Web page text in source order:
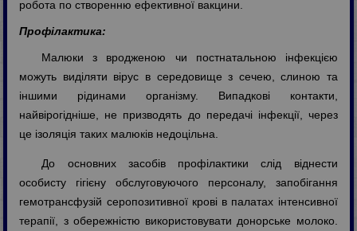
робота по створенню ефективної вакцини.
Профілактика:
Малюки з вродженою чи постнатальною інфекцією
можуть виділяти вірус в середовище з сечею, слиною та
іншими рідинами організму. Випадкові контакти,
найвірогідніше, не призводять до передачі інфекції, через
це ізоляція таких малюків недоцільна.
До основних засобів профілактики слід віднести
особисту гігієну обслуговуючого персоналу, запобігання
гемотрансфузій серопозитивної крові в палатах інтенсивної
терапії, з обережністю використовувати донорське молоко.